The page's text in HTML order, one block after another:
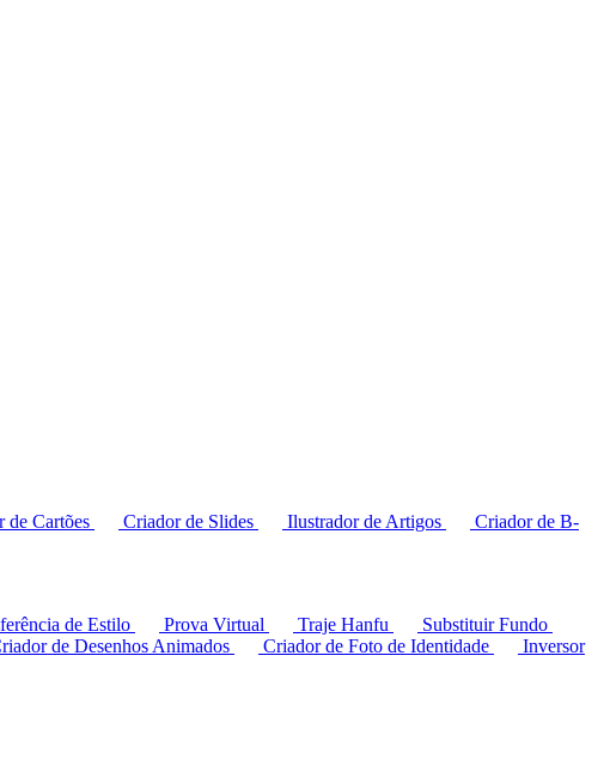
de Cartões Criador de Slides Ilustrador de Artigos
Criador de B-
de Estilo Prova Virtual Traje Hanfu
Substituir Fundo
de Desenhos Animados Criador de Foto de Identidade
Inversor